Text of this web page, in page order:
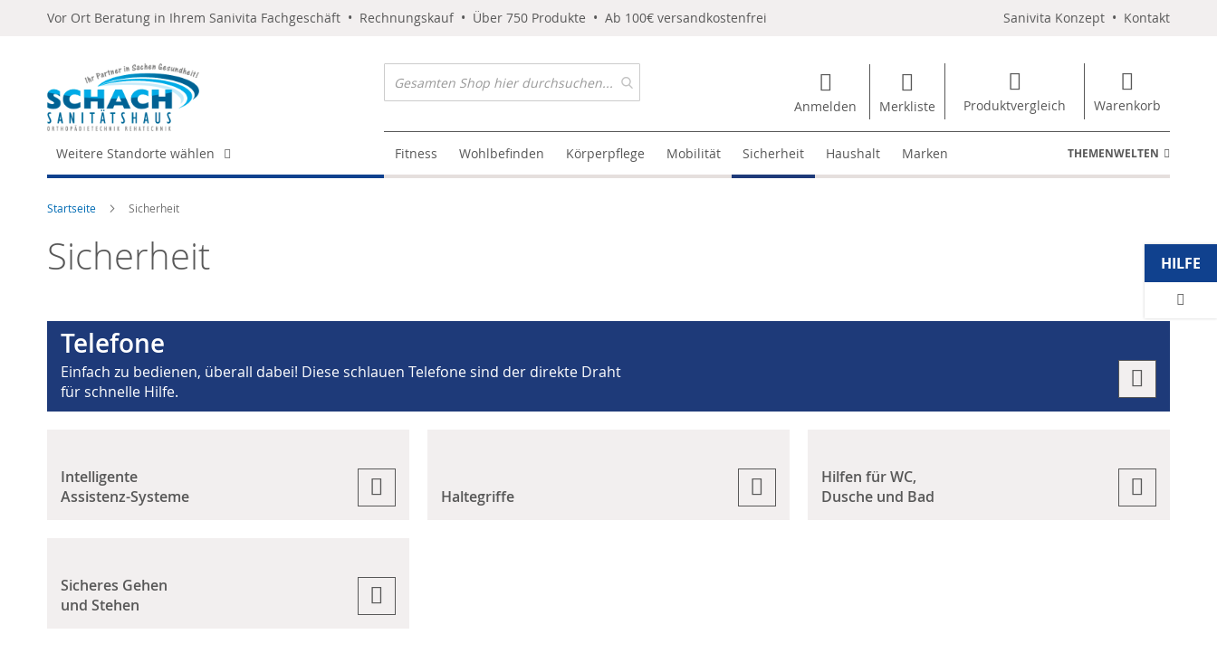
Vor Ort Beratung in Ihrem Sanivita Fachgeschäft • Rechnungskauf • Über 750 Produkte • Ab 100€ versandkostenfrei Sanivita Konzept • Kontakt
Anmelden Merkliste Produktvergleich Warenkorb
Weitere Standorte wählen Fitness Wohlbefinden Körperpflege Mobilität Sicherheit Haushalt Marken THEMENWELTEN
Startseite Sicherheit
Sicherheit
Telefone
Einfach zu bedienen, überall dabei! Diese schlauen Telefone sind der direkte Draht
für schnelle Hilfe.
Intelligente
Assistenz-Systeme
Haltegriffe
Hilfen für WC,
Dusche und Bad
Sicheres Gehen
und Stehen
HILFE